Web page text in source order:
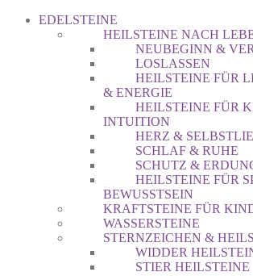
EDELSTEINE
HEILSTEINE NACH
NEUBEGINN &
LOSLASSEN
HEILSTEINE FÜR
& ENERGIE
HEILSTEINE FÜR
INTUITION
HERZ &
SCHLAF & RUHE
SCHUTZ &
HEILSTEINE FÜR
BEWUSSTSEIN
KRAFTSTEINE FÜR
WASSERSTEINE
STERNZEICHEN &
WIDDER
STIER HEILSTEINE